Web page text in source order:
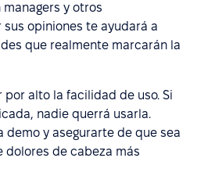
managers y otros
opiniones te ayudará a
que realmente marcarán la
por alto la facilidad de uso. Si
nadie querrá usarla.
demo y asegurarte de que sea
de cabeza más